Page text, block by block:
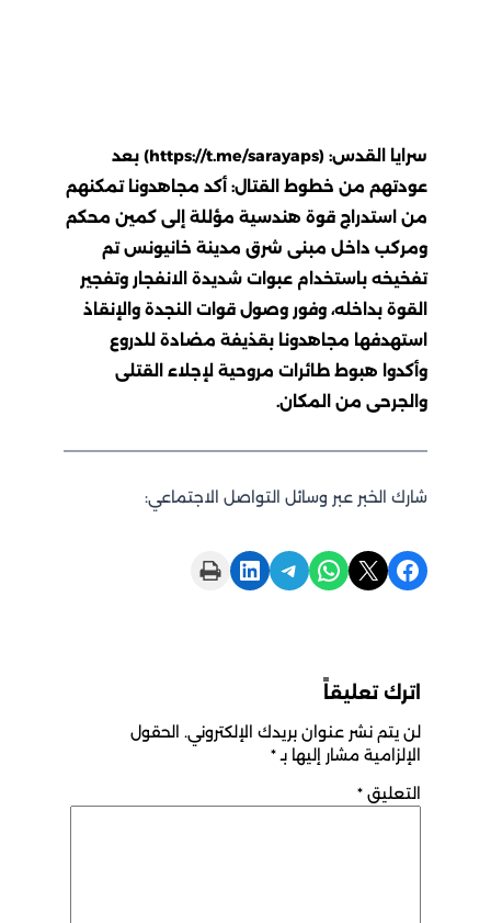
سرايا القدس: (https://t.me/sarayaps) بعد
عودتهم من خطوط القتال: أكد مجاهدونا تمكنهم
من استدراج قوة هندسية مؤللة إلى كمين محكم
ومركب داخل مبنى شرق مدينة خانيونس تم
تفخيخه باستخدام عبوات شديدة الانفجار وتفجير
القوة بداخله، وفور وصول قوات النجدة والإنقاذ
استهدفها مجاهدونا بقذيفة مضادة للدروع
وأكدوا هبوط طائرات مروحية لإجلاء القتلى
والجرحى من المكان.
شارك الخبر عبر وسائل التواصل الاجتماعي:
Share on Facebook
Share on X
Share on WhatsApp
Share on Telegram
Share on LinkedIn
Print this Page
اترك تعليقاً
لن يتم نشر عنوان بريدك الإلكتروني. الحقول
الإلزامية مشار إليها بـ*
التعليق *